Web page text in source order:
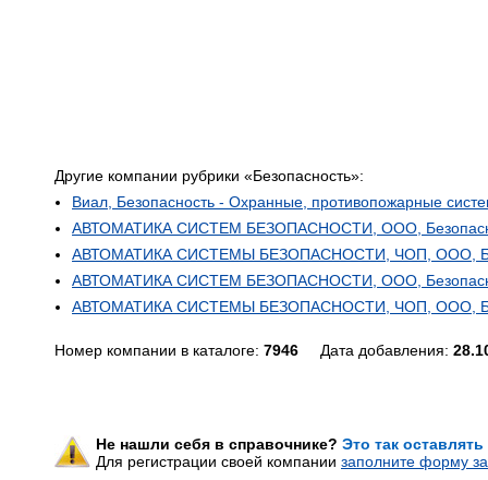
Другие компании рубрики «Безопасность»:
Виал, Безопасность - Охранные, противопожарные
АВТОМАТИКА СИСТЕМ БЕЗОПАСНОСТИ, ООО,
АВТОМАТИКА СИСТЕМЫ БЕЗОПАСНОСТИ, ЧОП, ООО,
АВТОМАТИКА СИСТЕМ БЕЗОПАСНОСТИ, ООО,
АВТОМАТИКА СИСТЕМЫ БЕЗОПАСНОСТИ, ЧОП, ООО,
Номер компании в каталоге: 7946 Дата добавления:
Не нашли себя в справочнике? Это так
Для регистрации своей компании заполните форму